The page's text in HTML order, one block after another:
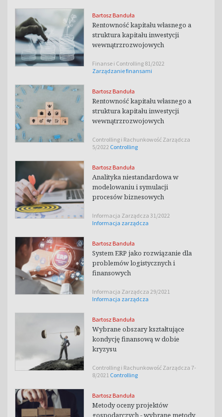
Bartosz Banduła
Rentowność kapitału własnego a
struktura kapitału inwestycji
wewnątrzrozwojowych
Finanse i Controlling 81/2022
Zarządzanie finansami
Bartosz Banduła
Rentowność kapitału własnego a
struktura kapitału inwestycji
wewnątrzrozwojowych
Controlling i Rachunkowość Zarządcza
5/2022 Controlling
Bartosz Banduła
Analityka niestandardowa w
modelowaniu i symulacji
procesów biznesowych
Informacja Zarządcza 31/2022
Informacja zarządcza
Bartosz Banduła
System ERP jako rozwiązanie dla
problemów logistycznych i
finansowych
Informacja Zarządcza 29/2021
Informacja zarządcza
Bartosz Banduła
Wybrane obszary kształtujące
kondycję finansową w dobie
kryzysu
Controlling i Rachunkowość Zarządcza 7-
8/2021 Controlling
Bartosz Banduła
Metody oceny projektów